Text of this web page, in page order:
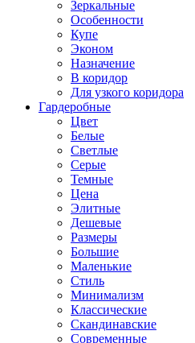
Зеркальные
Особенности
Купе
Эконом
Назначение
В коридор
Для узкого коридора
Гардеробные
Цвет
Белые
Светлые
Серые
Темные
Цена
Элитные
Дешевые
Размеры
Большие
Маленькие
Стиль
Минимализм
Классические
Скандинавские
Современные